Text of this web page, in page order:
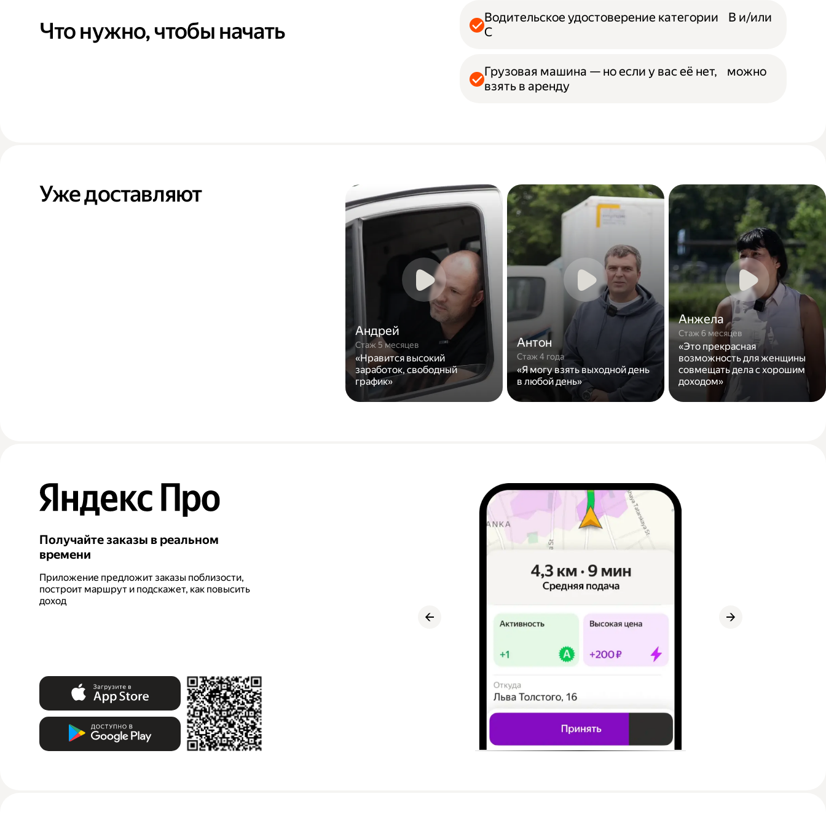
Что нужно, чтобы начать
Водительское удостоверение категории B и/или
С
Грузовая машина — но если у вас её нет, можно
взять в аренду
Уже доставляют
Андрей
Стаж 5 месяцев
«Нравится высокий
заработок, свободный
график»
Антон
Стаж 4 года
«Я могу взять выходной день
в любой день»
Анжела
Стаж 6 месяцев
«Это прекрасная
возможность для женщины
совмещать дела с хорошим
доходом»
Получайте заказы в реальном
времени
Приложение предложит заказы поблизости,
построит маршрут и подскажет, как повысить
доход